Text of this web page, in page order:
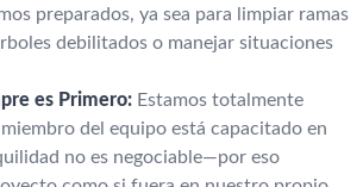
preparados, ya sea para limpiar ramas
debilitados o manejar situaciones
es Primero: Estamos totalmente
del equipo está capacitado en
no es negociable—por eso